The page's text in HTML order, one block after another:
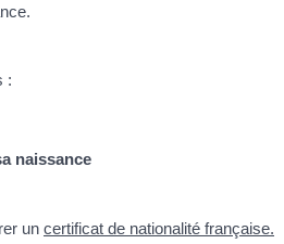
:
naissance
un certificat de nationalité française.